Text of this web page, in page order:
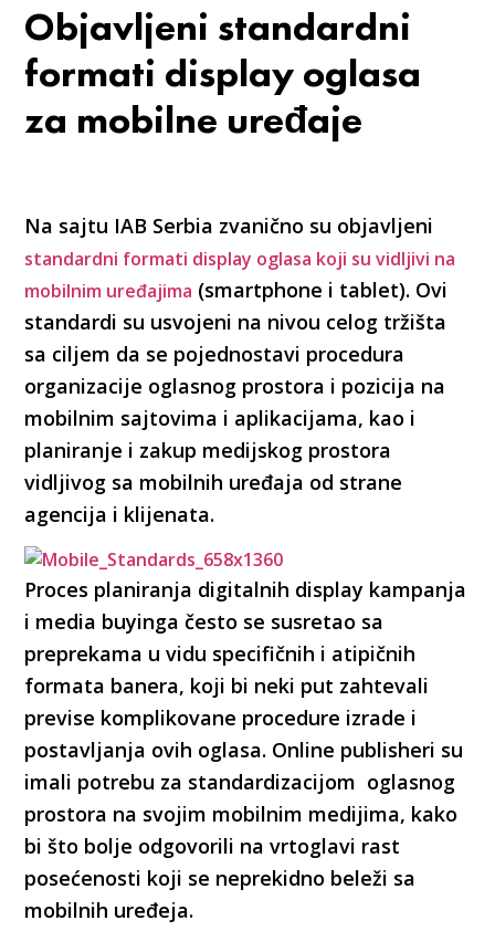
Objavljeni standardni
formati display oglasa
za mobilne uređaje
Na sajtu IAB Serbia zvanično su objavljeni
standardni formati display oglasa koji su vidljivi na
mobilnim uređajima (smartphone i tablet). Ovi
standardi su usvojeni na nivou celog tržišta
sa ciljem da se pojednostavi procedura
organizacije oglasnog prostora i pozicija na
mobilnim sajtovima i aplikacijama, kao i
planiranje i zakup medijskog prostora
vidljivog sa mobilnih uređaja od strane
agencija i klijenata.
Proces planiranja digitalnih display kampanja
i media buyinga često se susretao sa
preprekama u vidu specifičnih i atipičnih
formata banera, koji bi neki put zahtevali
previse komplikovane procedure izrade i
postavljanja ovih oglasa. Online publisheri su
imali potrebu za standardizacijom oglasnog
prostora na svojim mobilnim medijima, kako
bi što bolje odgovorili na vrtoglavi rast
posećenosti koji se neprekidno beleži sa
mobilnih uređeja.